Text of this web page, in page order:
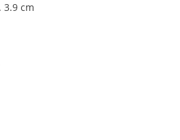
3.9 cm